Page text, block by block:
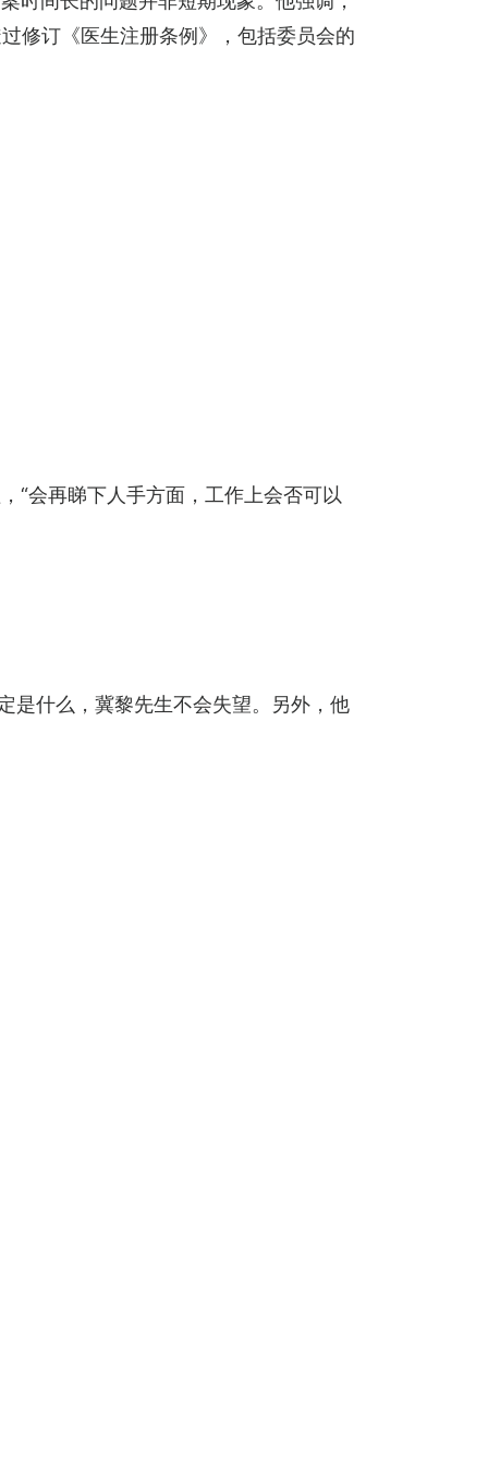
修订《医生注册条例》，包括委员会的
“会再睇下人手方面，工作上会否可以
是什么，冀黎先生不会失望。另外，他